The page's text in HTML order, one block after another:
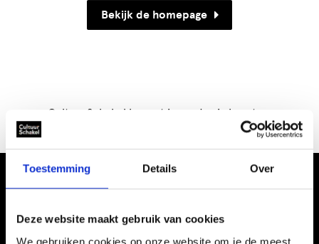
Toestemming Details Over
Deze website maakt gebruik van cookies
We gebruiken cookies op onze website om je de meest
Bekijk de homepage
CultuurSchakel brengt je verder in kunst en